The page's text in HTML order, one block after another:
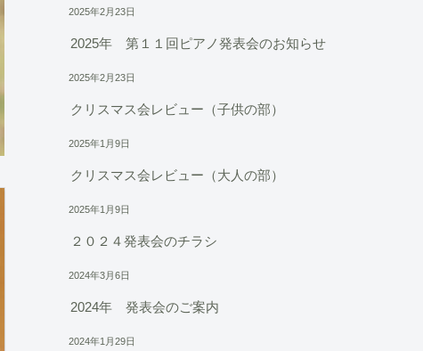
2025年2月23日
2025年 第１１回ピアノ発表会のお知らせ
2025年2月23日
クリスマス会レビュー（子供の部）
2025年1月9日
クリスマス会レビュー（大人の部）
2025年1月9日
２０２４発表会のチラシ
2024年3月6日
2024年 発表会のご案内
2024年1月29日